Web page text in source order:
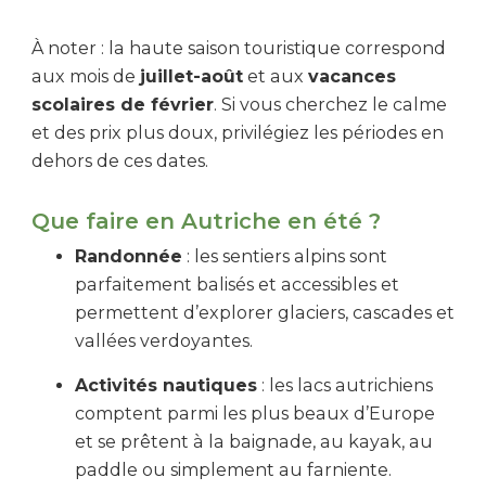
À noter : la haute saison touristique correspond
aux mois de juillet-août et aux vacances
scolaires de février. Si vous cherchez le calme
et des prix plus doux, privilégiez les périodes en
dehors de ces dates.
Que faire en Autriche en été ?
Randonnée : les sentiers alpins sont
parfaitement balisés et accessibles et
permettent d’explorer glaciers, cascades et
vallées verdoyantes.
Activités nautiques : les lacs autrichiens
comptent parmi les plus beaux d’Europe
et se prêtent à la baignade, au kayak, au
paddle ou simplement au farniente.